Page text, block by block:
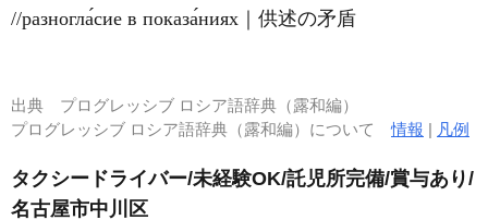
//разногла́сие в показа́ниях｜供述の矛盾
出典 プログレッシブ ロシア語辞典（露和編）
プログレッシブ ロシア語辞典（露和編）について情報 | 凡例
タクシードライバー/未経験OK/託児所完備/賞与あり/
名古屋市中川区